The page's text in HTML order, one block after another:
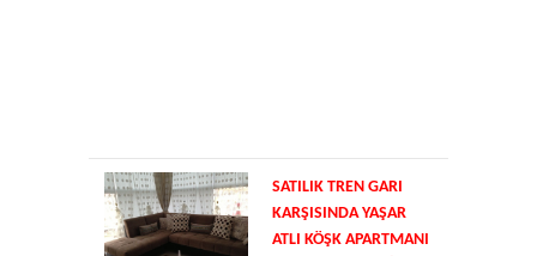
SATILIK TREN GARI
KARŞISINDA YAŞAR
ATLI KÖŞK APARTMANI